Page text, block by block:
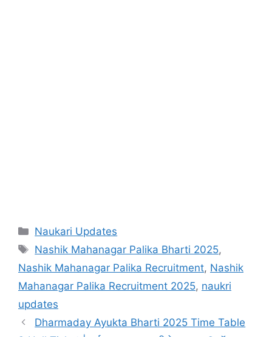
Categories
Naukari Updates
Tags
Nashik Mahanagar Palika Bharti 2025,
Nashik Mahanagar Palika Recruitment, Nashik
Mahanagar Palika Recruitment 2025, naukri
updates
Dharmaday Ayukta Bharti 2025 Time Table